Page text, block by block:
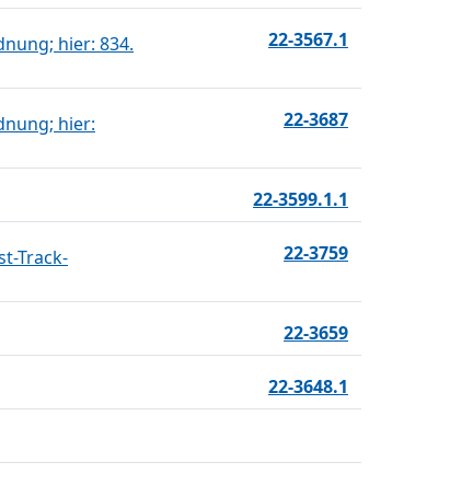
hier: 834.
22-3567.1
hier:
22-3687
22-3599.1.1
Track-
22-3759
22-3659
22-3648.1